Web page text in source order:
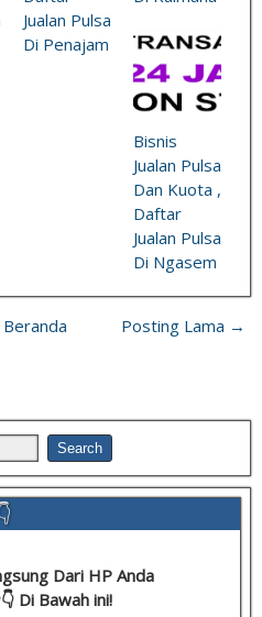
Jualan Pulsa
Di Penajam
Bisnis
Jualan Pulsa
Dan Kuota ,
Daftar
Jualan Pulsa
Di Ngasem
Posting Lama →
Beranda
Dari HP Anda
Di Bawah ini!